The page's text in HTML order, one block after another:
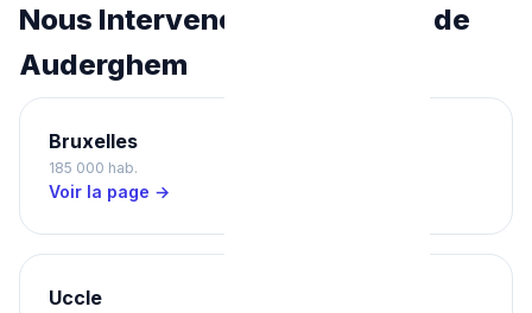
Nous Intervenons Aussi Près de
Auderghem
Bruxelles
185 000 hab.
Voir la page →
Uccle